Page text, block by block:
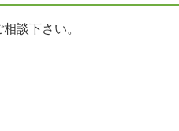
談下さい。